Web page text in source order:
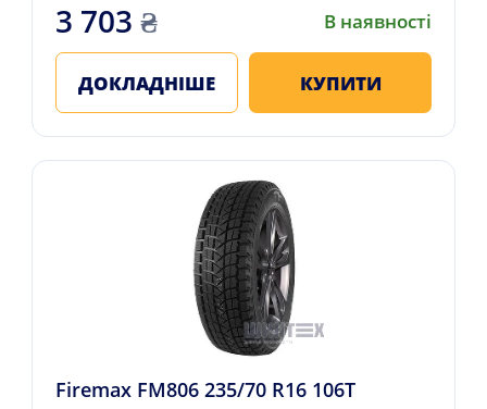
3 703 ₴ В наявності
ДОКЛАДНІШЕ КУПИТИ
Firemax FM806 235/70 R16 106T